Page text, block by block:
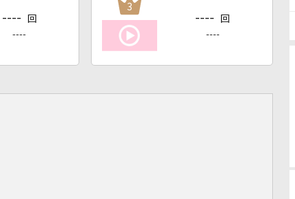
---- 回
----
3
---- 回
----